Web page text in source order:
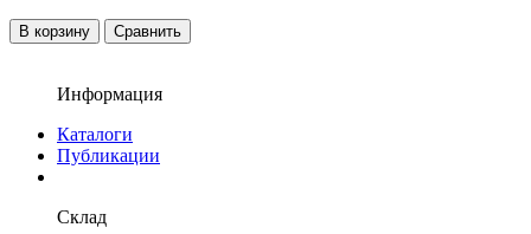
В корзину Сравнить
Информация
Каталоги
Публикации
Склад